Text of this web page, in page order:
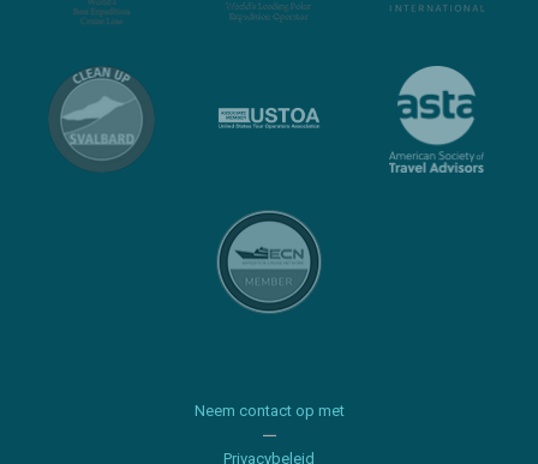
Neem contact op met
Privacybeleid